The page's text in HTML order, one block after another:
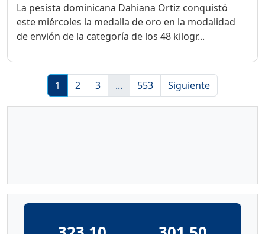
La pesista dominicana Dahiana Ortiz conquistó
este miércoles la medalla de oro en la modalidad
de envión de la categoría de los 48 kilogr...
1 2 3 ... 553 Siguiente